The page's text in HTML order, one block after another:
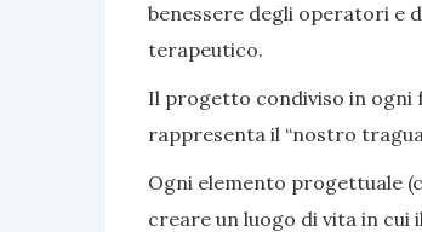
benessere degli operatori e
terapeutico.
Il progetto condiviso in ogni
rappresenta il “nostro
Ogni elemento progettuale
creare un luogo di vita in